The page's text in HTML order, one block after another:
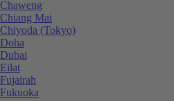
Chaweng
Chiang Mai
Chiyoda (Tokyo)
Doha
Dubai
Eilat
Fujairah
Fukuoka